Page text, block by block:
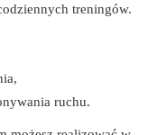
treningów.
ruchu.